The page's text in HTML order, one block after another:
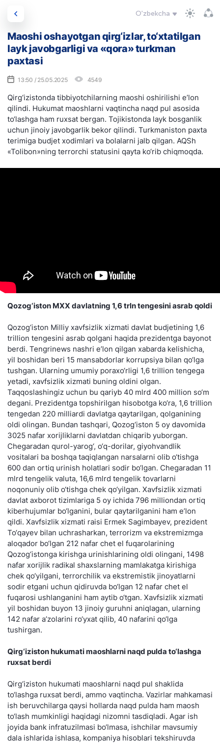
O'zbekcha
Maoshi oshayotgan qirg‘izlar, to‘xtatilgan
layk javobgarligi va «qora» turkman
paxtasi
13:50 / 25.05.2025 4549
Qirg‘izistonda tibbiyotchilarning maoshi oshirilishi e’lon
qilindi. Hukumat maoshlarni vaqtincha naqd pul asosida
to‘lashga ham ruxsat bergan. Tojikistonda layk bosganlik
uchun jinoiy javobgarlik bekor qilindi. Turkmaniston paxta
terimiga budjet xodimlari va bolalarni jalb qilgan. AQSh
«Tolibon»ning terrorchi statusini qayta ko‘rib chiqmoqda.
Qozog‘iston MXX davlatning 1,6 trln tengesini asrab qoldi
Qozog‘iston Milliy xavfsizlik xizmati davlat budjetining 1,6
trillion tengesini asrab qolgani haqida prezidentga bayonot
berdi. Tengrinews nashri e’lon qilgan xabarda kelishicha,
yil boshidan beri 15 mansabdorlar korrupsiya bilan qo‘lga
tushgan. Ularning umumiy poraxo‘rligi 1,6 trillion tengega
yetadi, xavfsizlik xizmati buning oldini olgan.
Taqqoslashingiz uchun bu qariyb 40 mlrd 400 million so‘m
degani. Prezidentga topshirilgan hisobotga ko‘ra, 1,6 trillion
tengedan 220 milliardi davlatga qaytarilgan, qolganining
oldi olingan. Bundan tashqari, Qozog‘iston 5 oy davomida
3025 nafar xorijliklarni davlatdan chiqarib yuborgan.
Chegaradan qurol-yarog‘, o‘q-dorilar, giyohvandlik
vositalari ba boshqa taqiqlangan narsalarni olib o‘tishga
600 dan ortiq urinish holatlari sodir bo‘lgan. Chegaradan 11
mlrd tengelik valuta, 16,6 mlrd tengelik tovarlarni
noqonuniy olib o‘tishga chek qo‘yilgan. Xavfsizlik xizmati
davlat axborot tizimlariga 5 oy ichida 796 milliondan ortiq
kiberhujumlar bo‘lganini, bular qaytarilganini ham e’lon
qildi. Xavfsizlik xizmati raisi Ermek Sagimbayev, prezident
To‘qayev bilan uchrasharkan, terrorizm va ekstremizmga
aloqador bo‘lgan 212 nafar chet el fuqarolarining
Qozog‘istonga kirishga urinishlarining oldi olingani, 1498
nafar xorijlik radikal shaxslarning mamlakatga kirishiga
chek qo‘yilgani, terrorchilik va ekstremistik jinoyatlarni
sodir etgani uchun qidiruvda bo‘lgan 12 nafar chet el
fuqarosi ushlanganini ham aytib o‘tgan. Xavfsizlik xizmati
yil boshidan buyon 13 jinoiy guruhni aniqlagan, ularning
142 nafar a’zolarini ro‘yxat qilib, 40 nafarini qo‘lga
tushirgan.
Qirg‘iziston hukumati maoshlarni naqd pulda to‘lashga
ruxsat berdi
Qirg‘iziston hukumati maoshlarni naqd pul shaklida
to‘lashga ruxsat berdi, ammo vaqtincha. Vazirlar mahkamasi
ish beruvchilarga qaysi hollarda naqd pulda ham maosh
to‘lash mumkinligi haqidagi nizomni tasdiqladi. Agar ish
joyida bank infratuzilmasi bo‘lmasa, ishchilar mavsumiy
dala ishlarida ishlasa, kompaniya hisoblari tekshiruvda